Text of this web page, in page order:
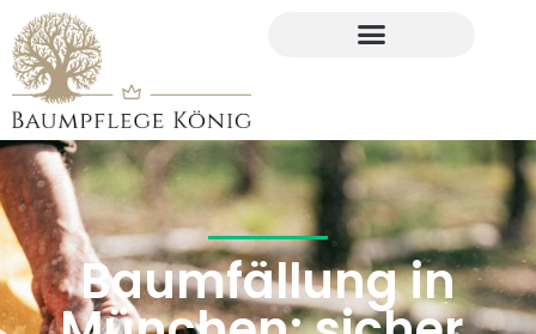
Baumfällung in